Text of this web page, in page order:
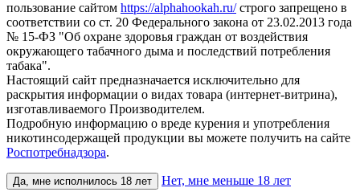
пользование сайтом https://alphahookah.ru/строго запрещено в
соответствии со ст. 20 Федерального закона от 23.02.2013 года
№ 15-ФЗ "Об охране здоровья граждан от воздействия
окружающего табачного дыма и последствий потребления
табака".
Настоящий сайт предназначается исключительно для
раскрытия информации о видах товара (интернет-витрина),
изготавливаемого Производителем.
Подробную информацию о вреде курения и употребления
никотинсодержащей продукции вы можете получить на сайте
Роспотребнадзора.
Да, мне исполнилось 18 лет Нет, мне меньше 18 лет